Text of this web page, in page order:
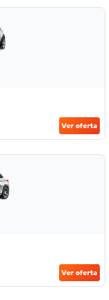
Ver oferta
Ver oferta